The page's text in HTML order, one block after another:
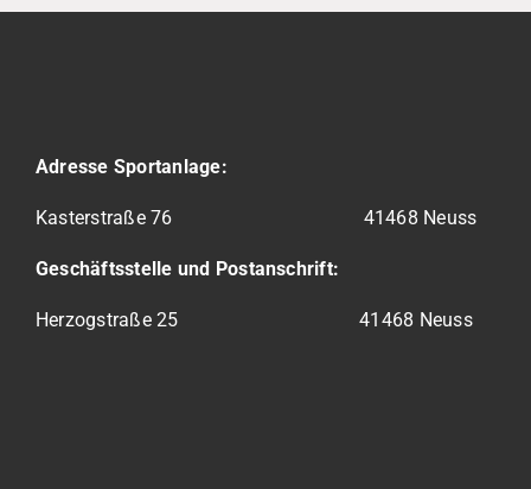
Adresse Sportanlage:
Kasterstraße 76 41468 Neuss
Geschäftsstelle und Postanschrift:
Herzogstraße 25 41468 Neuss